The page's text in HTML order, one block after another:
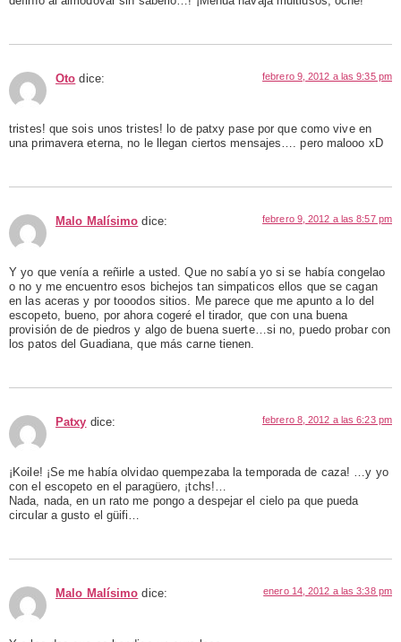
Oto dice: febrero 9, 2012 a las 9:35 pm
tristes! que sois unos tristes! lo de patxy pase por que como vive en
una primavera eterna, no le llegan ciertos mensajes…. pero malooo xD
Malo Malísimo dice: febrero 9, 2012 a las 8:57 pm
Y yo que venía a reñirle a usted. Que no sabía yo si se había congelao
o no y me encuentro esos bichejos tan simpaticos ellos que se cagan
en las aceras y por tooodos sitios. Me parece que me apunto a lo del
escopeto, bueno, por ahora cogeré el tirador, que con una buena
provisión de de piedros y algo de buena suerte…si no, puedo probar con
los patos del Guadiana, que más carne tienen.
Patxy dice: febrero 8, 2012 a las 6:23 pm
¡Koile! ¡Se me había olvidao quempezaba la temporada de caza! …y yo
con el escopeto en el paragüero, ¡tchs!…
Nada, nada, en un rato me pongo a despejar el cielo pa que pueda
circular a gusto el güifi…
Malo Malísimo dice: enero 14, 2012 a las 3:38 pm